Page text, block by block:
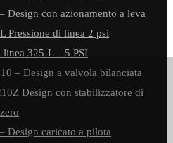
Design con azionamento a leva
Pressione di linea 2 psi
linea 325-L – 5 PSI
– Design a valvola bilanciata
Design con stabilizzatore di
Design caricato a pilota